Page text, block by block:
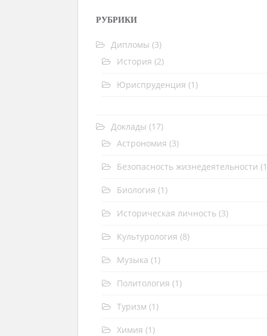
РУБРИКИ
Дипломы (3)
История (2)
Юриспруденция (1)
Доклады (17)
Астрономия (3)
Безопасность жизнедеятельности
Биология (1)
Историческая личность (3)
Культурология (8)
Музыка (1)
Политология (1)
Туризм (1)
Химия (1)